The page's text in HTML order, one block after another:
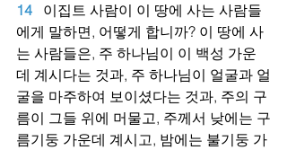
14
이집트 사람이 이 땅에 사는 사람들
에게 말하면, 어떻게 합니까? 이 땅에 사
는 사람들은, 주 하나님이 이 백성 가운
데 계시다는 것과, 주 하나님이 얼굴과 얼
굴을 마주하여 보이셨다는 것과, 주의 구
름이 그들 위에 머물고, 주께서 낮에는 구
름기둥 가운데 계시고, 밤에는 불기둥 가